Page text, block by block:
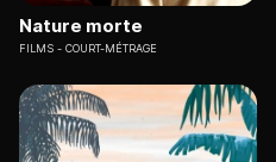
Nature morte
FILMS COURT-MÉTRAGE